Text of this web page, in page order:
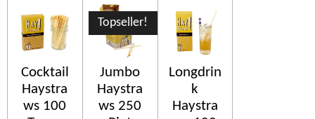
Cocktail
Haystra
ws 100
Topseller!
Jumbo
Haystra
ws 250
Longdrin
k
Haystra